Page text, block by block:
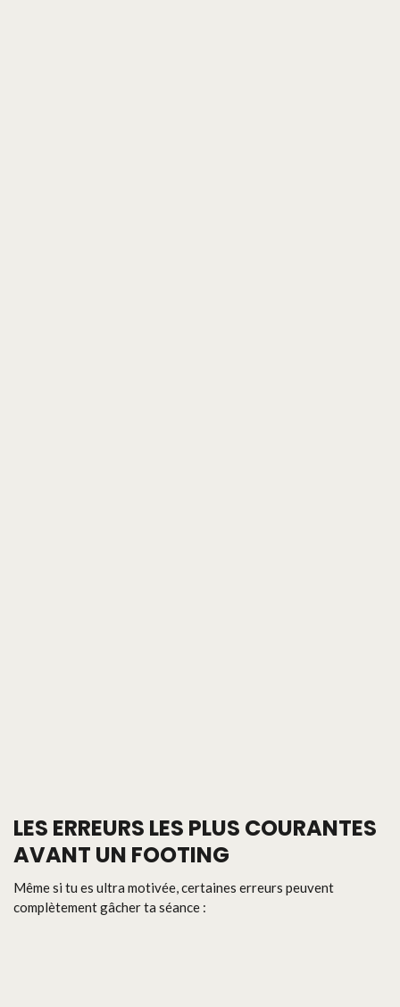
LES ERREURS LES PLUS COURANTES
AVANT UN FOOTING
Même si tu es ultra motivée, certaines erreurs peuvent
complètement gâcher ta séance :